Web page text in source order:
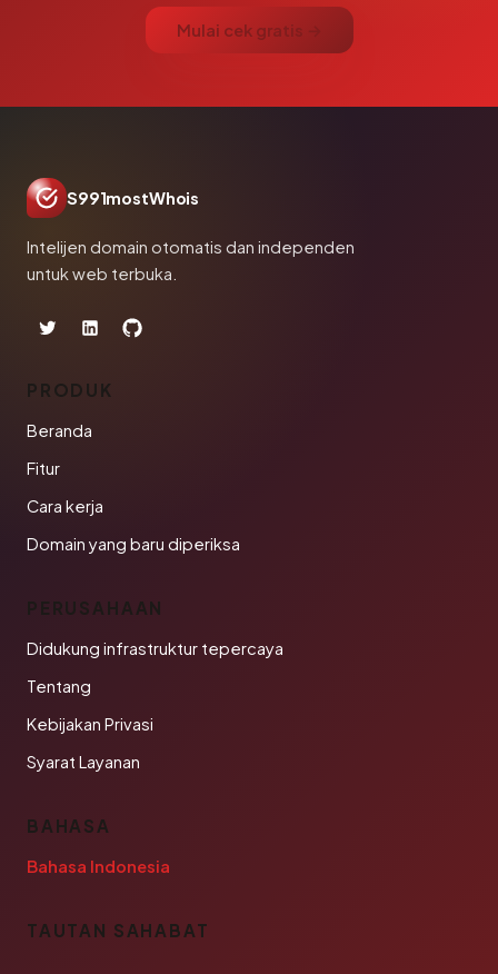
Mulai cek gratis →
S991mostWhois
Intelijen domain otomatis dan independen
untuk web terbuka.
PRODUK
Beranda
Fitur
Cara kerja
Domain yang baru diperiksa
PERUSAHAAN
Didukung infrastruktur tepercaya
Tentang
Kebijakan Privasi
Syarat Layanan
BAHASA
Bahasa Indonesia
TAUTAN SAHABAT